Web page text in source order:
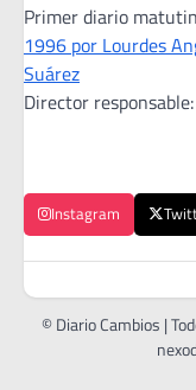
Primer diario
1996 por Lourdes
Suárez
Director
Instagram